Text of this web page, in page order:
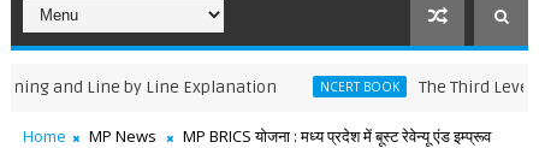
Line by Line Explanation NCERT BOOK The Third Level – Jack
Home MP News
MP BRICS योजना : मध्य प्रदेश में बूस्ट रेवेन्यू एंड इम्प्रूव